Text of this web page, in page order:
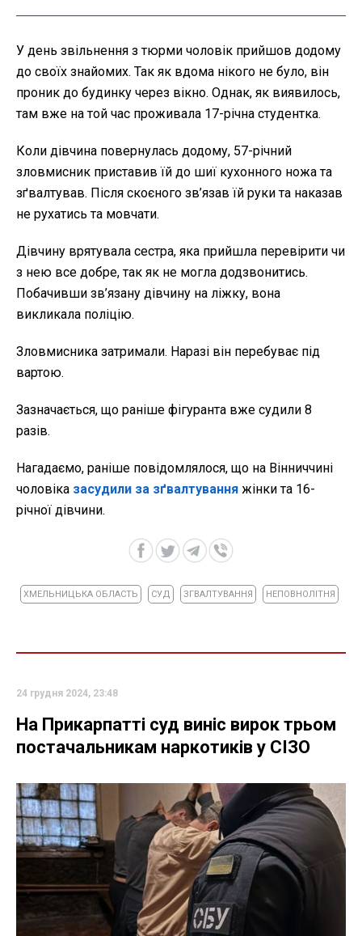
У день звільнення з тюрми чоловік прийшов додому
до своїх знайомих. Так як вдома нікого не було, він
проник до будинку через вікно. Однак, як виявилось,
там вже на той час проживала 17-річна студентка.
Коли дівчина повернулась додому, 57-річний
зловмисник приставив їй до шиї кухонного ножа та
зґвалтував. Після скоєного зв’язав їй руки та наказав
не рухатись та мовчати.
Дівчину врятувала сестра, яка прийшла перевірити чи
з нею все добре, так як не могла додзвонитись.
Побачивши зв’язану дівчину на ліжку, вона
викликала поліцію.
Зловмисника затримали. Наразі він перебуває під
вартою.
Зазначається, що раніше фігуранта вже судили 8
разів.
Нагадаємо, раніше повідомлялося, що на Вінниччині
чоловіка засудили за зґвалтування жінки та 16-
річної дівчини.
ХМЕЛЬНИЦЬКА ОБЛАСТЬ СУД ЗГВАЛТУВАННЯ НЕПОВНОЛІТНЯ
24 грудня 2024, 23:48
На Прикарпатті суд виніс вирок трьом
постачальникам наркотиків у СІЗО